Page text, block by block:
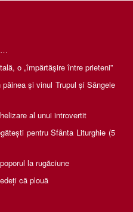
o „împărtăşire între prieteni”
și vinul Trupul și Sângele
al unui introvertit
pentru Sfânta Liturghie (5
la rugăciune
că plouă